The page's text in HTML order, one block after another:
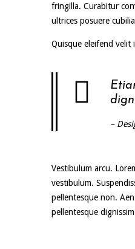
fringilla. Curabitur
ultrices posuere
Quisque eleifend velit
–
Vestibulum arcu.
vestibulum.
pellentesque non.
pellentesque